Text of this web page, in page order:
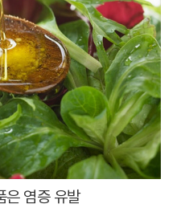
은 염증 유발